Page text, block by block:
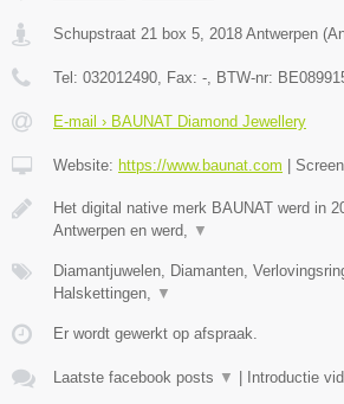
Schupstraat 21 box 5 2018 Antwerpen (
Tel: 032012490 , Fax: - , BTW-nr:
E-mail › BAUNAT Diamond Jewellery
Website: https://www.baunat.com
Het digital native merk BAUNAT werd in
Antwerpen en werd,
▼
Diamantjuwelen, Diamanten,
Halskettingen,
▼
Er wordt gewerkt op afspraak.
Laatste facebook posts ▼ Introductie